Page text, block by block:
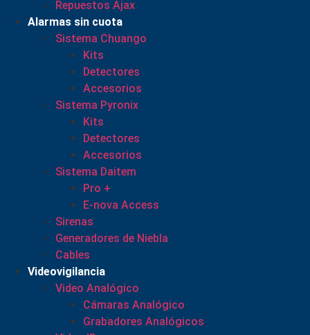
Repuestos Ajax
Alarmas sin cuota
Sistema Chuango
Kits
Detectores
Accesorios
Sistema Pyronix
Kits
Detectores
Accesorios
Sistema Daitem
Pro +
E-nova Access
Sirenas
Generadores de Niebla
Cables
Videovigilancia
Video Analógico
Cámaras Analógico
Grabadores Analógicos